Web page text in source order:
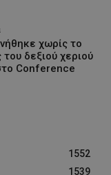
χωρίς το
δεξιού χεριού
Conference
1552
1539